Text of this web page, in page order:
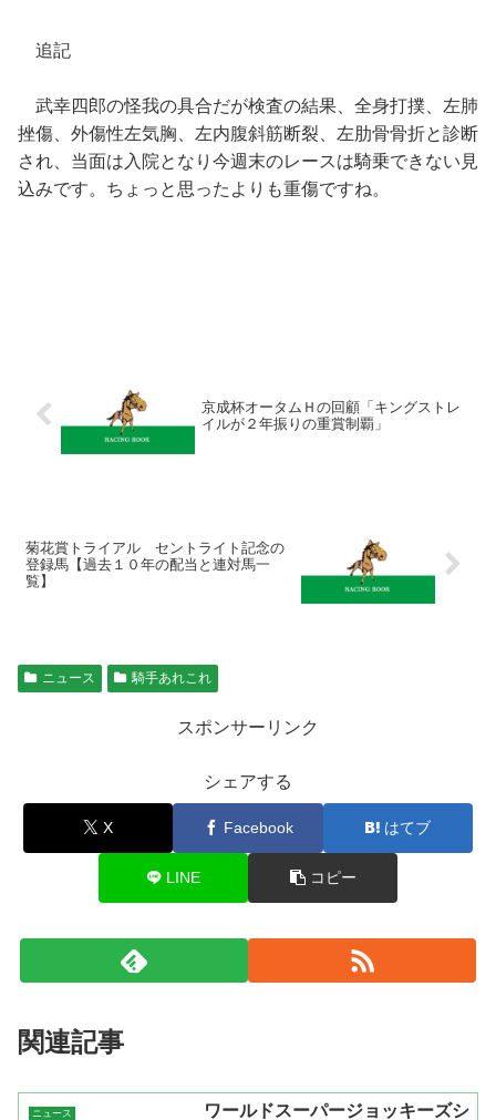
追記
武幸四郎の怪我の具合だが検査の結果、全身打撲、左肺
挫傷、外傷性左気胸、左内腹斜筋断裂、左肋骨骨折と診断
され、当面は入院となり今週末のレースは騎乗できない見
込みです。ちょっと思ったよりも重傷ですね。
京成杯オータムＨの回顧「キングストレ
イルが２年振りの重賞制覇」
菊花賞トライアル セントライト記念の
登録馬【過去１０年の配当と連対馬一
覧】
ニュース 騎手あれこれ
スポンサーリンク
シェアする
X Facebook はてブ
LINE コピー
関連記事
ニュース ワールドスーパージョッキーズシ